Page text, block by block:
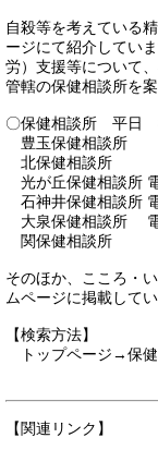
自殺等を考えている
ージにて紹介してい
労）支援等について
管轄の保健相談所を
〇保健相談所 平日
豊玉保健相談所
北保健相談所
光が丘保健相談所
石神井保健相談所
大泉保健相談所
関保健相談所
そのほか、こころ・
ムページに掲載して
【検索方法】
トップページ→保
【関連リンク】